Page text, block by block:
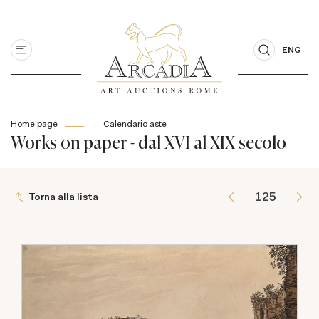
ENG
Home page Calendario aste
Works on paper - dal XVI al XIX secolo
Torna alla lista